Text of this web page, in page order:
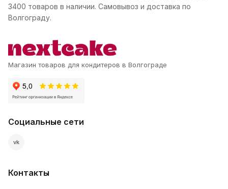
3400 товаров в наличии. Самовывоз и доставка по
Волгограду.
Магазин товаров для кондитеров в Волгограде
Социальные сети
vk
Контакты